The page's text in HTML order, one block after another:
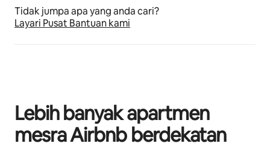
Tidak jumpa apa yang anda cari?
Layari Pusat Bantuan kami
Lebih banyak apartmen
mesra Airbnb berdekatan